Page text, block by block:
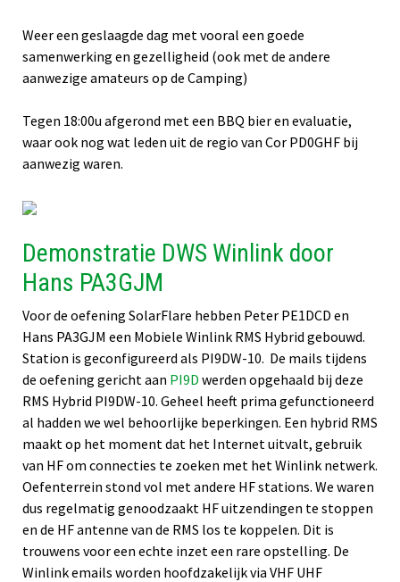
Weer een geslaagde dag met vooral een goede
samenwerking en gezelligheid (ook met de andere
aanwezige amateurs op de Camping)
Tegen 18:00u afgerond met een BBQ bier en evaluatie,
waar ook nog wat leden uit de regio van Cor PD0GHF bij
aanwezig waren.
Demonstratie DWS Winlink door
Hans PA3GJM
Voor de oefening SolarFlare hebben Peter PE1DCD en
Hans PA3GJM een Mobiele Winlink RMS Hybrid gebouwd.
Station is geconfigureerd als PI9DW-10. De mails tijdens
de oefening gericht aan PI9D werden opgehaald bij deze
RMS Hybrid PI9DW-10. Geheel heeft prima gefunctioneerd
al hadden we wel behoorlijke beperkingen. Een hybrid RMS
maakt op het moment dat het Internet uitvalt, gebruik
van HF om connecties te zoeken met het Winlink netwerk.
Oefenterrein stond vol met andere HF stations. We waren
dus regelmatig genoodzaakt HF uitzendingen te stoppen
en de HF antenne van de RMS los te koppelen. Dit is
trouwens voor een echte inzet een rare opstelling. De
Winlink emails worden hoofdzakelijk via VHF UHF